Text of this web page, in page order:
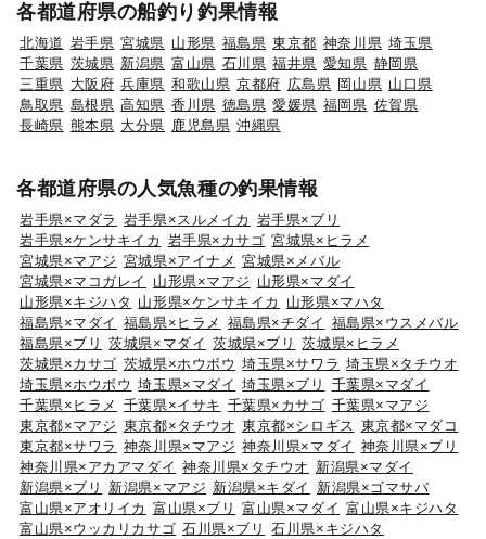
各都道府県の船釣り釣果情報
北海道 岩手県 宮城県 山形県 福島県 東京都 神奈川県 埼玉県
千葉県 茨城県 新潟県 富山県 石川県 福井県 愛知県 静岡県
三重県 大阪府 兵庫県 和歌山県 京都府 広島県 岡山県 山口県
鳥取県 島根県 高知県 香川県 徳島県 愛媛県 福岡県 佐賀県
長崎県 熊本県 大分県 鹿児島県 沖縄県
各都道府県の人気魚種の釣果情報
岩手県×マダラ 岩手県×スルメイカ 岩手県×ブリ
岩手県×ケンサキイカ 岩手県×カサゴ 宮城県×ヒラメ
宮城県×マアジ 宮城県×アイナメ 宮城県×メバル
宮城県×マコガレイ
山形県×マアジ 山形県×マダイ
山形県×キジハタ 山形県×ケンサキイカ
山形県×マハタ
福島県×マダイ 福島県×ヒラメ 福島県×チダイ 福島県×ウスメバル
福島県×ブリ
茨城県×マダイ 茨城県×ブリ
茨城県×ヒラメ
茨城県×カサゴ 茨城県×ホウボウ 埼玉県×サワラ 埼玉県×タチウオ
埼玉県×ホウボウ 埼玉県×マダイ 埼玉県×ブリ
千葉県×マダイ
千葉県×ヒラメ 千葉県×イサキ 千葉県×カサゴ 千葉県×マアジ
東京都×マアジ 東京都×タチウオ 東京都×シロギス 東京都×マダコ
東京都×サワラ 神奈川県×マアジ 神奈川県×マダイ 神奈川県×ブリ
神奈川県×アカアマダイ 神奈川県×タチウオ 新潟県×マダイ
新潟県×ブリ
新潟県×マアジ 新潟県×キダイ
新潟県×ゴマサバ
富山県×アオリイカ 富山県×ブリ 富山県×マダイ 富山県×キジハタ
富山県×ウッカリカサゴ 石川県×ブリ
石川県×キジハタ